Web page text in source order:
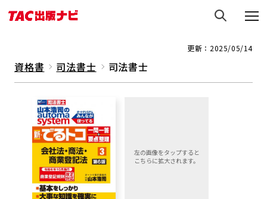
更新：2025/05/14
資格書 司法書士 司法書士